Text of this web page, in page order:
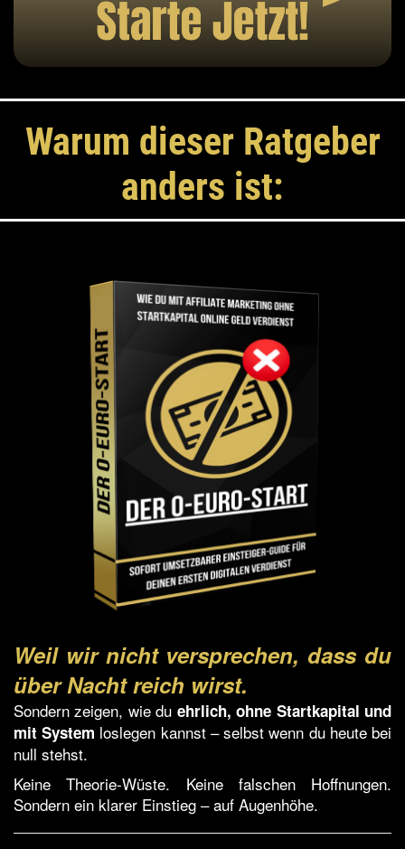
Warum dieser Ratgeber
anders ist:
Weil wir nicht versprechen, dass du
über Nacht reich wirst.
Sondern zeigen, wie du ehrlich, ohne Startkapital und
mit System loslegen kannst – selbst wenn du heute bei
null stehst.
Keine Theorie-Wüste. Keine falschen Hoffnungen.
Sondern ein klarer Einstieg – auf Augenhöhe.